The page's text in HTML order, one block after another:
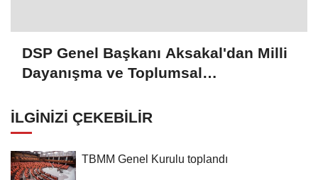
DSP Genel Başkanı Aksakal'dan Milli
Dayanışma ve Toplumsal
Dair Kanun Teklifi'ne destek:
İLGINIZI ÇEKEBILIR
TBMM Genel Kurulu toplandı